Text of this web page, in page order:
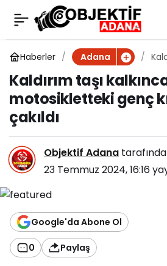
Haberler Adana
Kaldırım taşı
motosikletteki genç
çakıldı
Objektif Adana
23 Temmuz 2024, 16:16
Google'da Abone Ol
0 Paylaş
Kaldırım taşı kalkınca
motosikletteki genç
kızlar yere çakıldı